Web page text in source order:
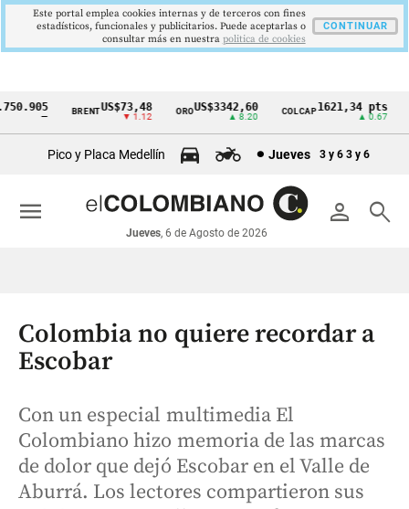
Cintillo
económicos
Colombia
BRENTUS$73,48
▼ 1.12
OROUS$3342,60
▲ 8.20
COLCAP1621,34 pts
▲ 0.67
Pico y Placa Medellín Jueves 3 y 6 3 y 6
person search
Jueves, 6 de Agosto de 2026
menu
Colombia no quiere recordar a
Escobar
Con un especial multimedia El
Colombiano hizo memoria de las marcas
de dolor que dejó Escobar en el Valle de
Aburrá. Los lectores compartieron sus
Este portal emplea cookies internas y de terceros con fines
estadísticos, funcionales y publicitarios. Puede aceptarlas o
consultar más en nuestra politica de cookies
CONTINUAR